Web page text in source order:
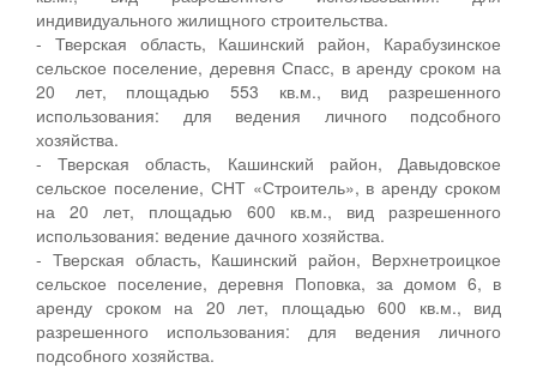
индивидуального жилищного строительства.
- Тверская область, Кашинский район, Карабузинское
сельское поселение, деревня Спасс, в аренду сроком на
20 лет, площадью 553 кв.м., вид разрешенного
использования: для ведения личного подсобного
хозяйства.
- Тверская область, Кашинский район, Давыдовское
сельское поселение, СНТ «Строитель», в аренду сроком
на 20 лет, площадью 600 кв.м., вид разрешенного
использования: ведение дачного хозяйства.
- Тверская область, Кашинский район, Верхнетроицкое
сельское поселение, деревня Поповка, за домом 6, в
аренду сроком на 20 лет, площадью 600 кв.м., вид
разрешенного использования: для ведения личного
подсобного хозяйства.